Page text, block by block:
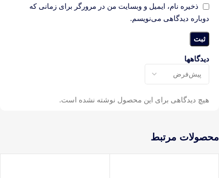
دیدگاهها
هیچ دیدگاهی برای این محصول نوشته نشده است.
ذخیره نام، ایمیل و وبسایت من در مرورگر برای زمانی که
دوباره دیدگاهی می‌نویسم.
محصولات مرتبط